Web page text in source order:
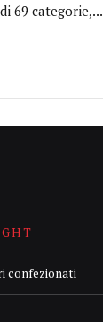
69 categorie,...
confezionati